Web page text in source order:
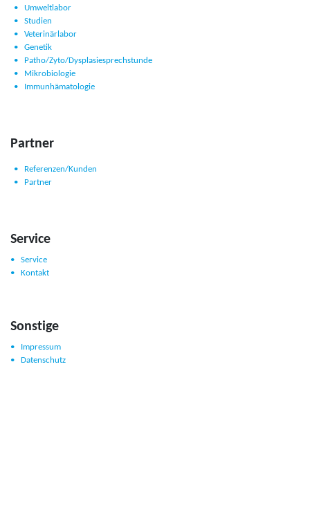
Umweltlabor
Studien
Veterinärlabor
Genetik
Patho/Zyto/Dysplasiesprechstunde
Mikrobiologie
Immunhämatologie
Partner
Referenzen/Kunden
Partner
Service
Service
Kontakt
Sonstige
Impressum
Datenschutz